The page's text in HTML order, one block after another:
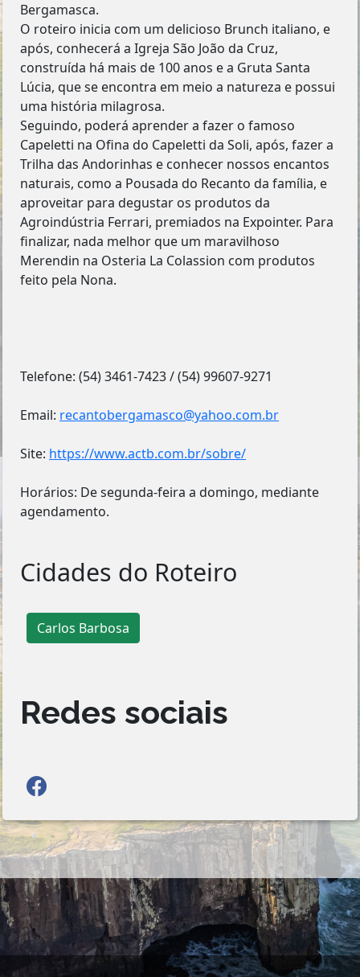
Bergamasca.
O roteiro inicia com um delicioso Brunch italiano, e
após, conhecerá a Igreja São João da Cruz,
construída há mais de 100 anos e a Gruta Santa
Lúcia, que se encontra em meio a natureza e possui
uma história milagrosa.
Seguindo, poderá aprender a fazer o famoso
Capeletti na Ofina do Capeletti da Soli, após, fazer a
Trilha das Andorinhas e conhecer nossos encantos
naturais, como a Pousada do Recanto da família, e
aproveitar para degustar os produtos da
Agroindústria Ferrari, premiados na Expointer. Para
finalizar, nada melhor que um maravilhoso
Merendin na Osteria La Colassion com produtos
feito pela Nona.
Telefone: (54) 3461-7423 / (54) 99607-9271
Email: recantobergamasco@yahoo.com.br
Site: https://www.actb.com.br/sobre/
Horários: De segunda-feira a domingo, mediante
agendamento.
Cidades do Roteiro
Carlos Barbosa
Redes sociais